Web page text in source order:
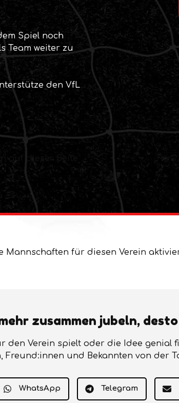
Spiel noch
Team weiter zu
den VfL
auf dieser Seite
Mannschaften für diesen Verein
zusammen jubeln,
den Verein spielt oder die Idee genial
Freund:innen und Bekannten von der
WhatsApp Telegram